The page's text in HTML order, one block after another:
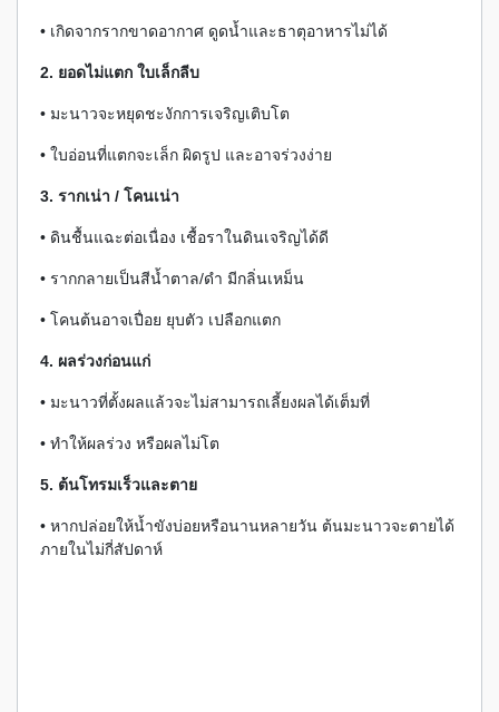
• เกิดจากรากขาดอากาศ ดูดน้ำและธาตุอาหารไม่ได้
2. ยอดไม่แตก ใบเล็กลีบ
• มะนาวจะหยุดชะงักการเจริญเติบโต
• ใบอ่อนที่แตกจะเล็ก ผิดรูป และอาจร่วงง่าย
3. รากเน่า / โคนเน่า
• ดินชื้นแฉะต่อเนื่อง เชื้อราในดินเจริญได้ดี
• รากกลายเป็นสีน้ำตาล/ดำ มีกลิ่นเหม็น
• โคนต้นอาจเปื่อย ยุบตัว เปลือกแตก
4. ผลร่วงก่อนแก่
• มะนาวที่ตั้งผลแล้วจะไม่สามารถเลี้ยงผลได้เต็มที่
• ทำให้ผลร่วง หรือผลไม่โต
5. ต้นโทรมเร็วและตาย
• หากปล่อยให้น้ำขังบ่อยหรือนานหลายวัน ต้นมะนาวจะตายได้
ภายในไม่กี่สัปดาห์